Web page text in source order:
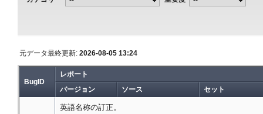
元データ最終更新: 2026-08-05 13:24
BugID
レポート
バージョン
ソース セット
英語名称の訂正。